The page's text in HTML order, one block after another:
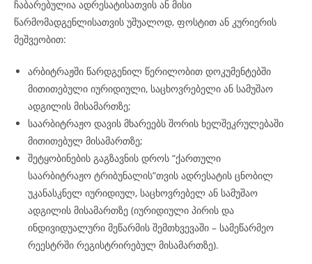
ჩაბარებულია ადრესატისათვის ან მისი
წარმომადგენლისათვის უშუალოდ, ფოსტით ან კურიერის
მეშვეობით:
არბიტრაჟში წარდგენილ წერილობით დოკუმენტებში
მითითებული იურიდიული, საცხოვრებელი ან სამუშაო
ადგილის მისამართზე;
საარბიტრაჟო დავის მხარეებს შორის ხელშეკრულებაში
მითითებულ მისამართზე;
შეტყობინების გაგზავნის დროს “ქართული
საარბიტრაჟო ტრიბუნალის”თვის ადრესატის ცნობილ
უკანასკნელ იურიდიულ, საცხოვრებელ ან სამუშაო
ადგილის მისამართზე (იურიდიული პირის და
ინდივიდუალური მეწარმის შემთხვევაში – სამეწარმეო
რეესტრში რეგისტრირებულ მისამართზე).